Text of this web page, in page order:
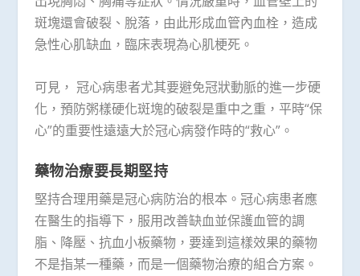
斑塊還會破裂、脫落，由此形成血管內血栓，造成
急性心肌缺血，臨床表現為心肌梗死。
可見， 冠心病患者尤其要避免冠狀動脈的進一步硬
化，預防粥樣硬化斑塊的破裂是重中之重，平時“保
心”的重要性遠遠大於冠心病發作時的“救心”。
藥物治療要長期堅持
堅持合理用藥是冠心病防治的根本。冠心病患者應
在醫生的指導下，服用改善缺血並保護血管的調
脂、降壓、抗血小板藥物，要達到這樣效果的藥物
不是指某一種藥，而是一個藥物治療的組合方案。